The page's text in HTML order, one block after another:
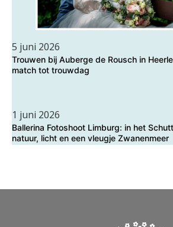
5 juni 2026
Trouwen bij Auberge de Rousch in
match tot trouwdag
1 juni 2026
Ballerina Fotoshoot Limburg: in het
natuur, licht en een vleugje Zwanenmeer